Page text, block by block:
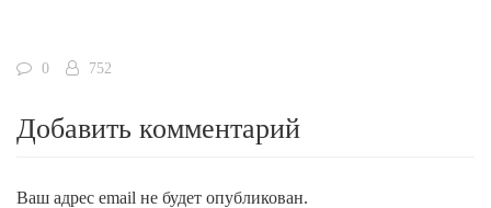
0 752
Добавить комментарий
Ваш адрес email не будет опубликован.